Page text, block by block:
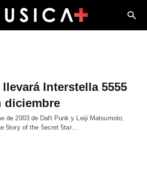
Interstella 5555
diciembre
de 2003 de Daft Punk y Leiji Matsumoto,
5tory of the 5ecret 5tar…